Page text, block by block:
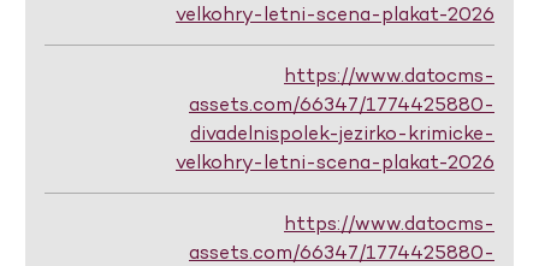
velkohry-letni-scena-plakat-2026
https://www.datocms-
assets.com/66347/1774425880-
divadelnispolek-jezirko-krimicke-
velkohry-letni-scena-plakat-2026
https://www.datocms-
assets.com/66347/1774425880-